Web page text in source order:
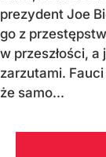
prezydent Joe
go z
w przeszłości,
zarzutami. Fauci
że samo...